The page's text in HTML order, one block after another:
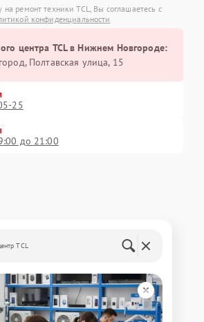
на ремонт техники TCL, Вы соглашаетесь с
конфиденциальности
центра TCL в Нижнем Новгороде:
Полтавская улица, 15
25
до 21:00
TCL